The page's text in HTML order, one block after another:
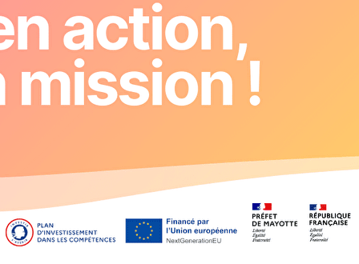
Discover EU - Erasmus+
Solidarité internationale
Ajoutez un logo, un bouton, des réseaux sociaux
Cliquez pour éditer
Badamiers
Solidarité International